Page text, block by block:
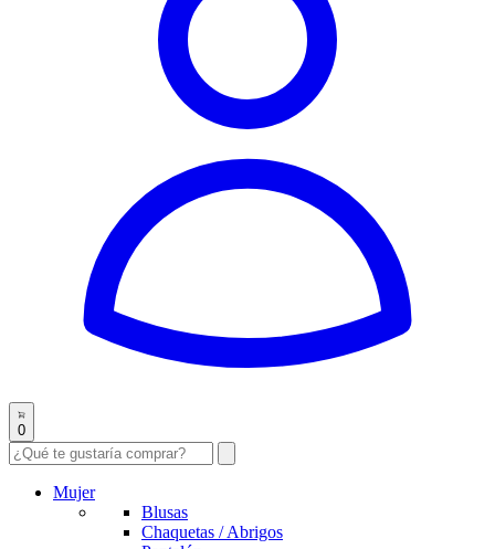
0
Mujer
Blusas
Chaquetas / Abrigos